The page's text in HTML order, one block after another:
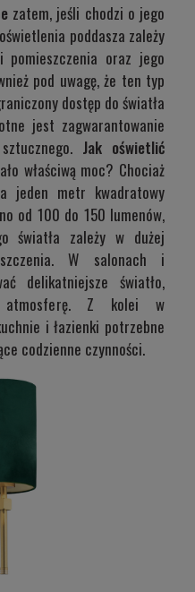
zatem, jeśli chodzi o jego
poddasza zależy
oraz jego
pod uwagę, że ten typ
dostęp do światła
jest zagwarantowanie
Jak oświetlić
właściwą moc? Chociaż
jeden metr kwadratowy
od 100 do 150 lumenów,
światła zależy w dużej
W salonach i
delikatniejsze światło,
atmosferę. Z kolei w
i łazienki potrzebne
codzienne czynności.